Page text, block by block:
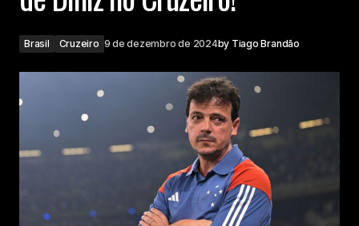
Brasil Cruzeiro 9 de dezembro de 2024by Tiago Brandão